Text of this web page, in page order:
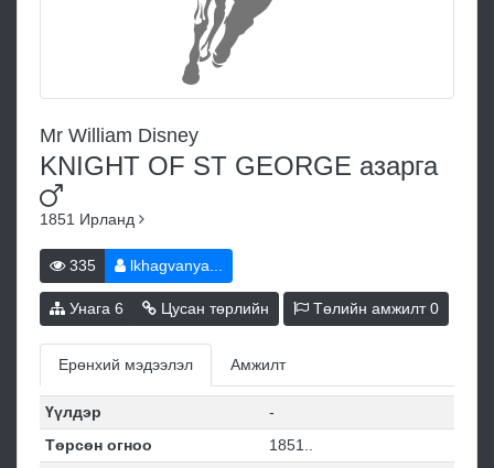
Mr William Disney
KNIGHT OF ST GEORGE азарга
1851 Ирланд
335 lkhagvanya...
Унага 6 Цусан төрлийн Төлийн амжилт0
Ерөнхий мэдээлэл Амжилт
Үүлдэр
-
Төрсөн огноо
1851..